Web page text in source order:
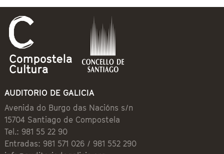
AUDITORIO DE GALICIA
Avenida do Burgo das Nacións s/n
15704 Santiago de Compostela
Tel.: 981 55 22 90
Entradas: 981 571 026 / 981 552 290